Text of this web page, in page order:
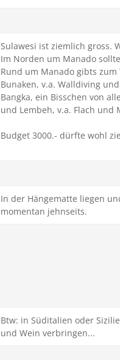
Sulawesi ist ziemlich gross.
Im Norden um Manado
Rund um Manado gibts zum
Bunaken, v.a. Walldiving
Bangka, ein Bisschen von
und Lembeh, v.a. Flach und
Budget 3000.- dürfte wohl
In der Hängematte liegen
momentan jehnseits.
Btw: in Süditalien oder
und Wein verbringen...